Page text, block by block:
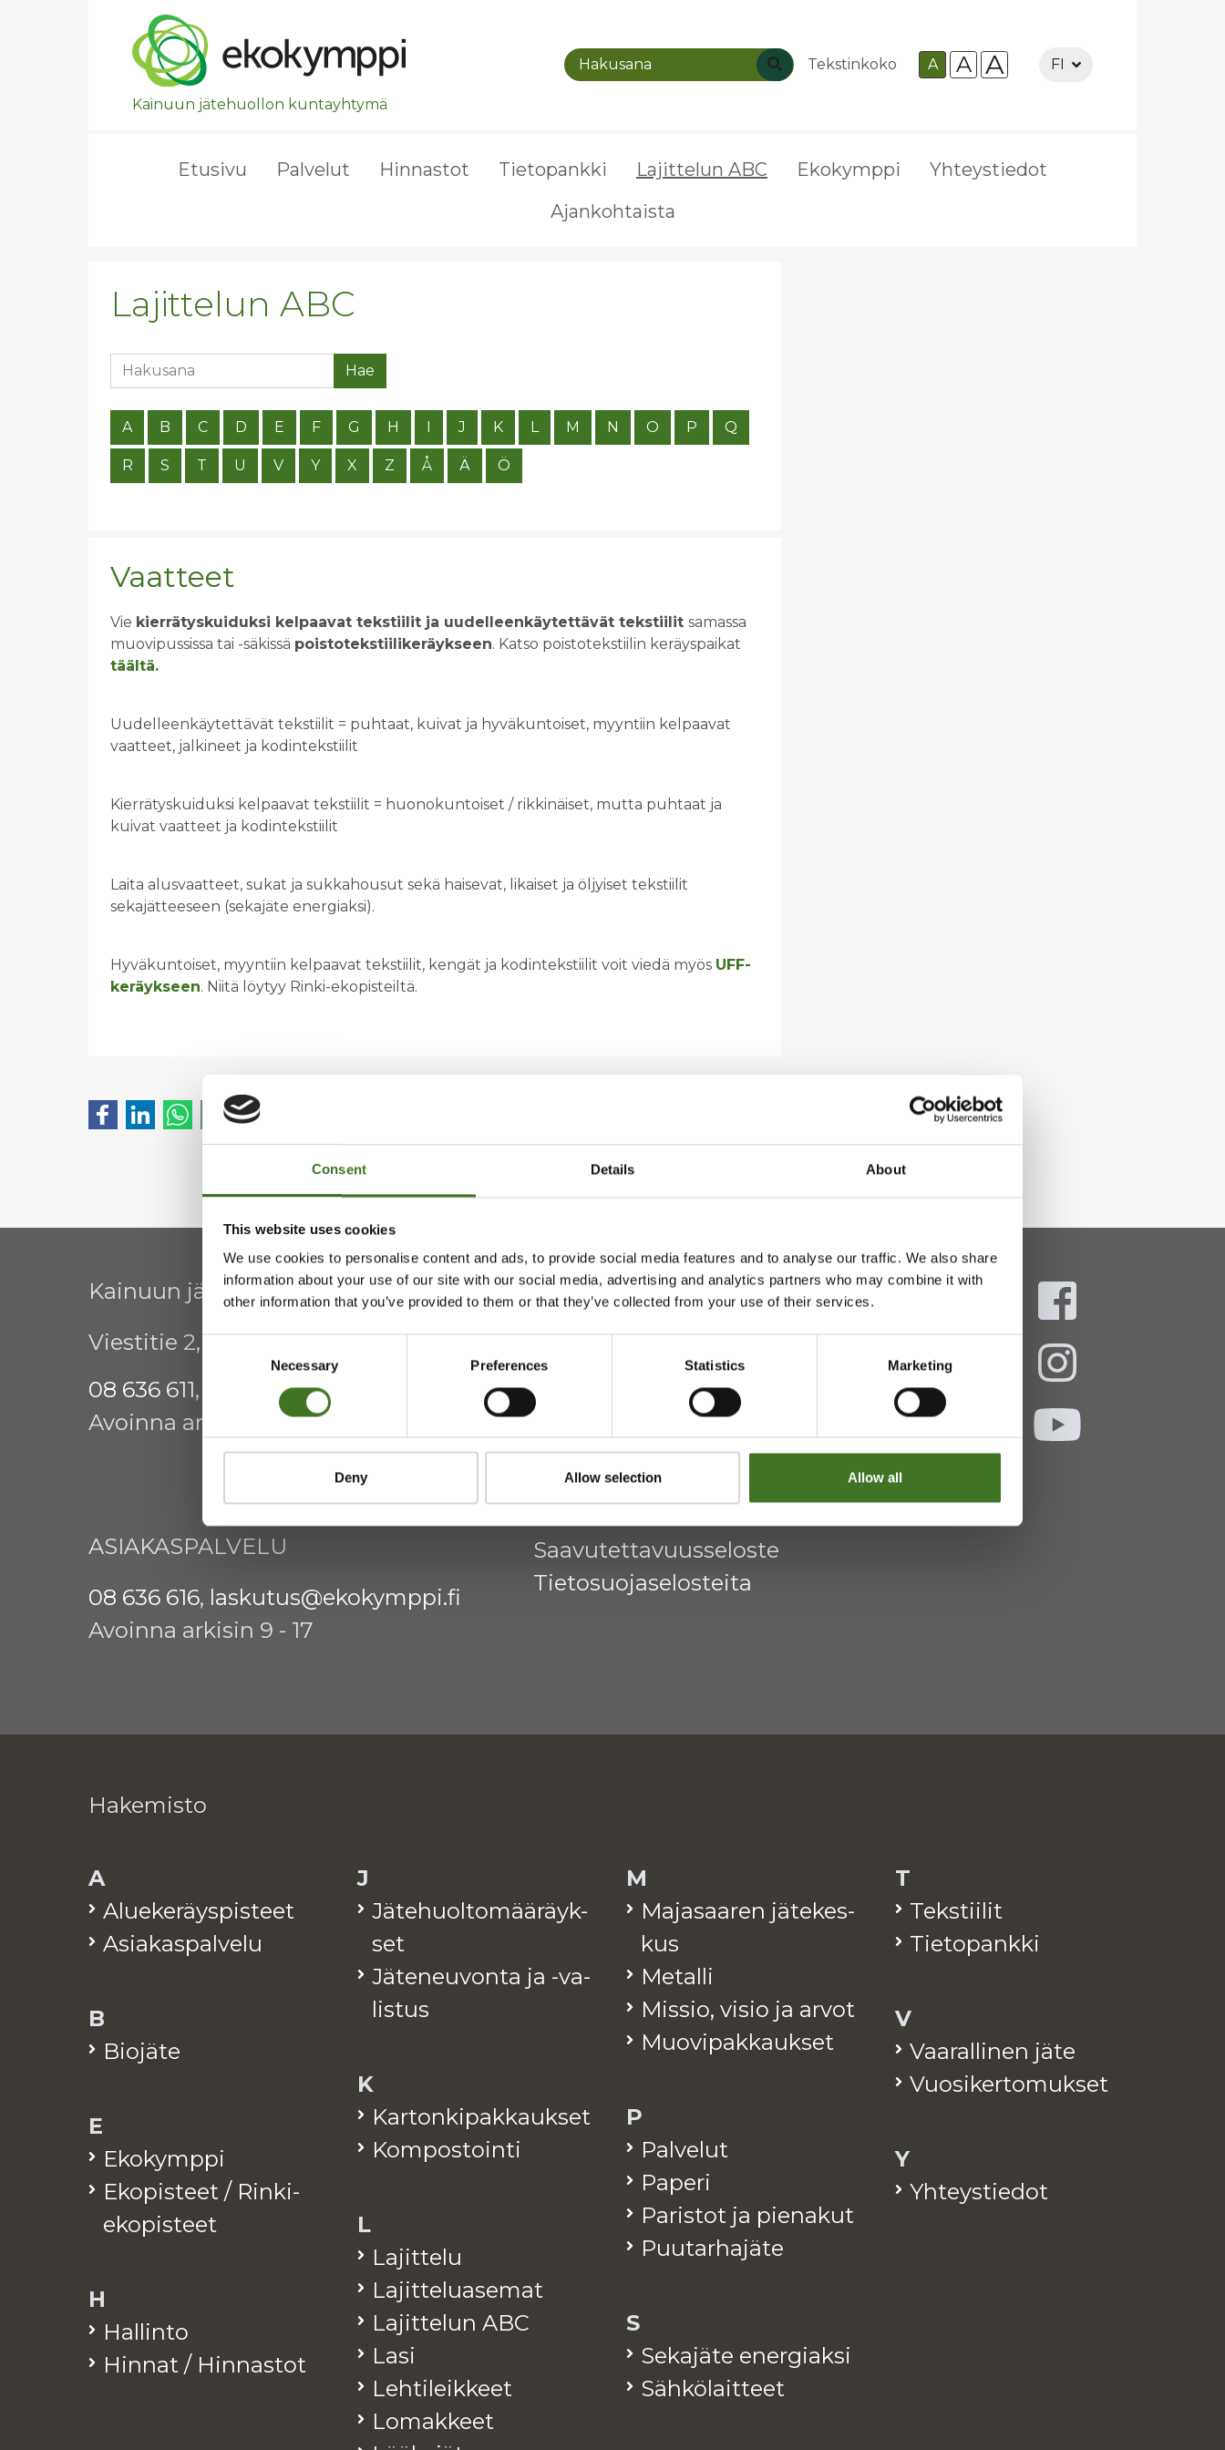
Consent Details About
This website uses cookies
We use cookies to personalise content and ads, to provide social media features and to analyse our traffic. We also share
information about your use of our site with our social media, advertising and analytics partners who may combine it with
other information that you’ve provided to them or that they’ve collected from your use of their services.
Necessary Preferences Statistics Marketing
Deny Allow selection Allow all
Ohita valikko, siirry suoraan pääsisältöön.
Kainuun jätehuollon kuntayhtymä
Tekstinkoko A A A FI
Etusivu Palvelut Hinnastot Tietopankki Lajittelun ABC Ekokymppi
Yhteystiedot
Ajankohtaista
Lajittelun ABC
Hakusana Hae
A B C D E F G H I J K L M N O P Q
R S T U V Y X Z Å Ä Ö
Vaatteet
Vie kierrätyskuiduksi kelpaavat tekstiilit ja uudelleenkäytettävät tekstiilit samassa
muovipussissa tai -säkissä poistotekstiilikeräykseen. Katso poistotekstiilin keräyspaikat
täältä.
Uudelleenkäytettävät tekstiilit = puhtaat, kuivat ja hyväkuntoiset, myyntiin kelpaavat
vaatteet, jalkineet ja kodintekstiilit
Kierrätyskuiduksi kelpaavat tekstiilit = huonokuntoiset / rikkinäiset, mutta puhtaat ja
kuivat vaatteet ja kodintekstiilit
Laita alusvaatteet, sukat ja sukkahousut sekä haisevat, likaiset ja öljyiset tekstiilit
sekajätteeseen (sekajäte energiaksi).
Hyväkuntoiset, myyntiin kelpaavat tekstiilit, kengät ja kodintekstiilit voit viedä myös UFF-
keräykseen. Niitä löytyy Rinki-ekopisteiltä.
Kainuun jätehuollon kuntayhtymä
Viestitie 2, 87700 Kajaani
08 636 611,
info@ekokymppi.fi
Avoinna arkisin 9 - 15
ASIAKASPALVELU
08 636 616, laskutus@ekokymppi.fi
Avoinna arkisin 9 - 17
Majasaaren jätekeskus
Mustantie 500, 87900 Kajaani
044 710 0425
majasaari@ekokymppi.fi
Avoinna ma 8 - 18, ti - pe 8 - 16
Saavutettavuusseloste
Tietosuojaselosteita
Hakemisto
A
Alue­ke­räys­pis­teet
Asia­kas­pal­ve­lu
B
Bio­jä­te
E
Eko­kymp­pi
Eko­pis­teet / Rinki-
eko­pis­teet
H
Hal­lin­to
Hin­nat / Hin­nas­tot
J
Jä­te­huol­to­mää­räyk­
set
Jä­te­neu­von­ta ja -va­
lis­tus
K
Kar­ton­ki­pak­kauk­set
Kom­pos­toin­ti
L
La­jit­te­lu
La­jit­te­lua­se­mat
La­jit­te­lun ABC
Lasi
Leh­ti­leik­keet
Lo­mak­keet
M
Ma­ja­saa­ren jä­te­kes­
kus
Me­tal­li
Mis­sio, visio ja arvot
Muo­vi­pak­kauk­set
P
Pal­ve­lut
Pa­pe­ri
Pa­ris­tot ja pie­na­kut
Puu­tar­ha­jä­te
S
Se­ka­jä­te ener­giak­si
Säh­kö­lait­teet
T
Teks­tii­lit
Tie­to­pank­ki
V
Vaa­ral­li­nen jäte
Vuo­si­ker­to­muk­set
Y
Yh­teys­tie­dot